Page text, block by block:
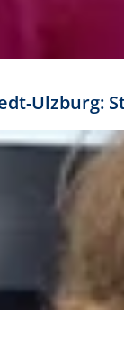
Ulzburg: